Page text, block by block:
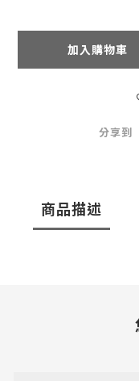
加入購物車
分享到
商品描述